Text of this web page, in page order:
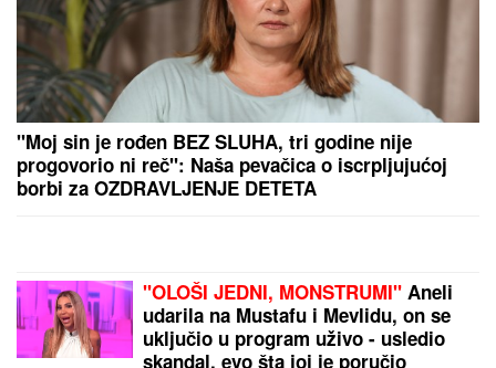
EVROPA PLATILA, AMERIKA POVLAČI:
Neočekivan
potez Vašingtona zbog praznih skladišta